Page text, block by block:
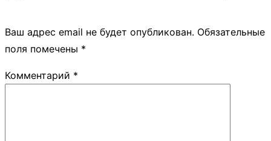
Ваш адрес email не будет опубликован. Обязательные
поля помечены *
Комментарий *